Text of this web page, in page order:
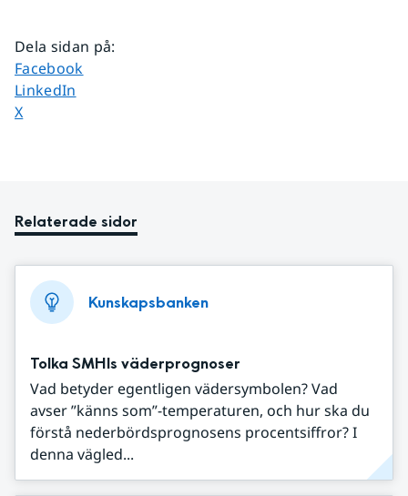
Dela sidan på:
Dela sidan på
Facebook
Dela sidan på
LinkedIn
Dela sidan på
X
Relaterade sidor
Kunskapsbanken
Tolka SMHIs väderprognoser
Vad betyder egentligen vädersymbolen? Vad
avser ”känns som”-temperaturen, och hur ska du
förstå nederbördsprognosens procentsiffror? I
denna vägled...